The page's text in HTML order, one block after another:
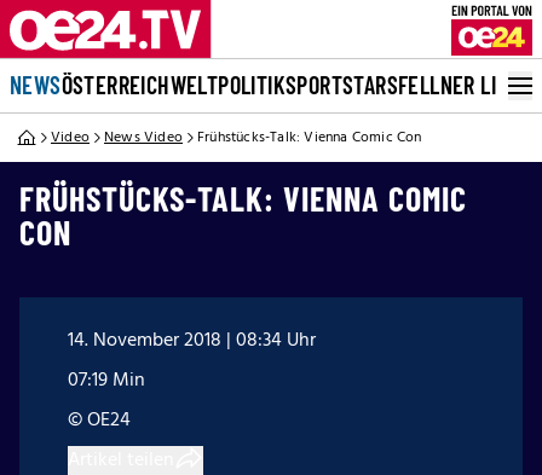
NEWSÖSTERREICHWELTPOLITIKSPORTSTARSFELLNER LIVE
Video News Video Frühstücks-Talk: Vienna Comic Con
FRÜHSTÜCKS-TALK: VIENNA COMIC
CON
14. November 2018 | 08:34 Uhr
07:19 Min
© OE24